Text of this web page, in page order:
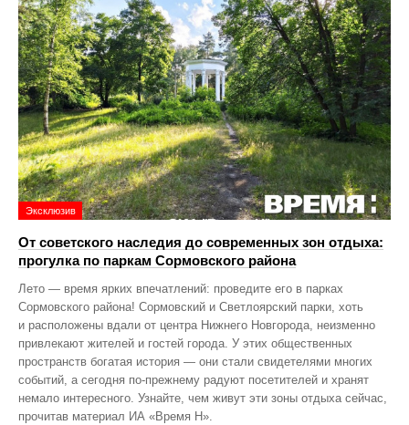
Эксклюзив
От советского наследия до современных зон отдыха:
прогулка по паркам Сормовского района
Лето — время ярких впечатлений: проведите его в парках
Сормовского района! Сормовский и Светлоярский парки, хоть
и расположены вдали от центра Нижнего Новгорода, неизменно
привлекают жителей и гостей города. У этих общественных
пространств богатая история — они стали свидетелями многих
событий, а сегодня по‑прежнему радуют посетителей и хранят
немало интересного. Узнайте, чем живут эти зоны отдыха сейчас,
прочитав материал ИА «Время Н».